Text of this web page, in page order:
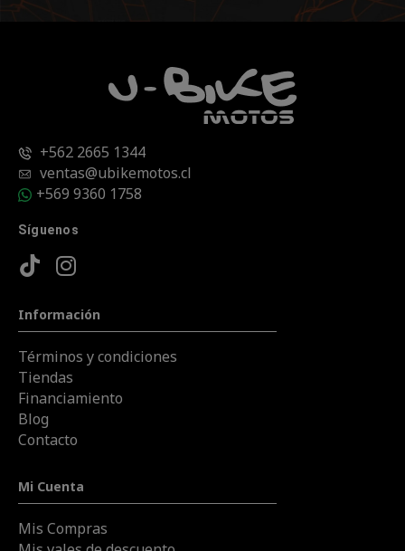
+562 2665 1344
ventas@ubikemotos.cl
+569 9360 1758
Síguenos
Información
Términos y condiciones
Tiendas
Financiamiento
Blog
Contacto
Mi Cuenta
Mis Compras